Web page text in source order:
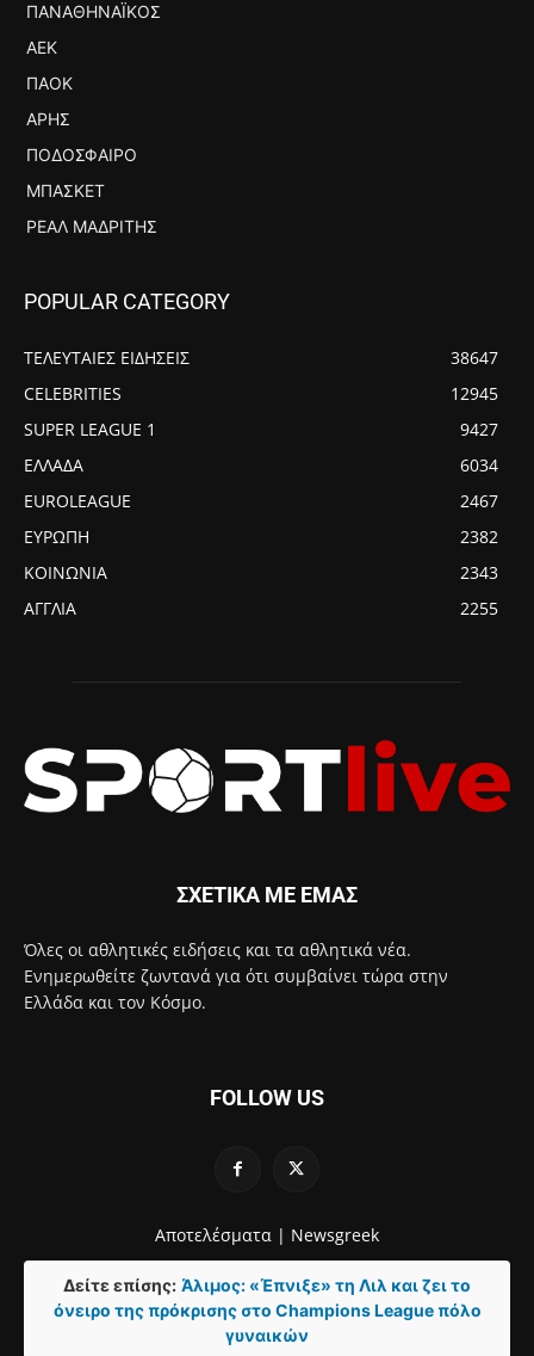
ΠΑΝΑΘΗΝΑΪΚΌΣ
ΑΕΚ
ΠΑΟΚ
ΆΡΗΣ
ΠΟΔΌΣΦΑΙΡΟ
ΜΠΆΣΚΕΤ
ΡΕΆΛ ΜΑΔΡΊΤΗΣ
POPULAR CATEGORY
ΤΕΛΕΥΤΑΙΕΣ ΕΙΔΗΣΕΙΣ
38647
CELEBRITIES
12945
SUPER LEAGUE 1
9427
ΕΛΛΑΔΑ
6034
EUROLEAGUE
2467
ΕΥΡΩΠΗ
2382
ΚΟΙΝΩΝΙΑ
2343
ΑΓΓΛΙΑ
2255
ΣΧΕΤΙΚΑ ΜΕ ΕΜΑΣ
Όλες οι αθλητικές ειδήσεις και τα αθλητικά νέα.
Ενημερωθείτε ζωντανά για ότι συμβαίνει τώρα στην
Ελλάδα και τον Κόσμο.
FOLLOW US
Αποτελέσματα | Newsgreek
Δείτε επίσης: Άλιμος: «Έπνιξε» τη Λιλ και ζει το
όνειρο της πρόκρισης στο Champions League πόλο
γυναικών